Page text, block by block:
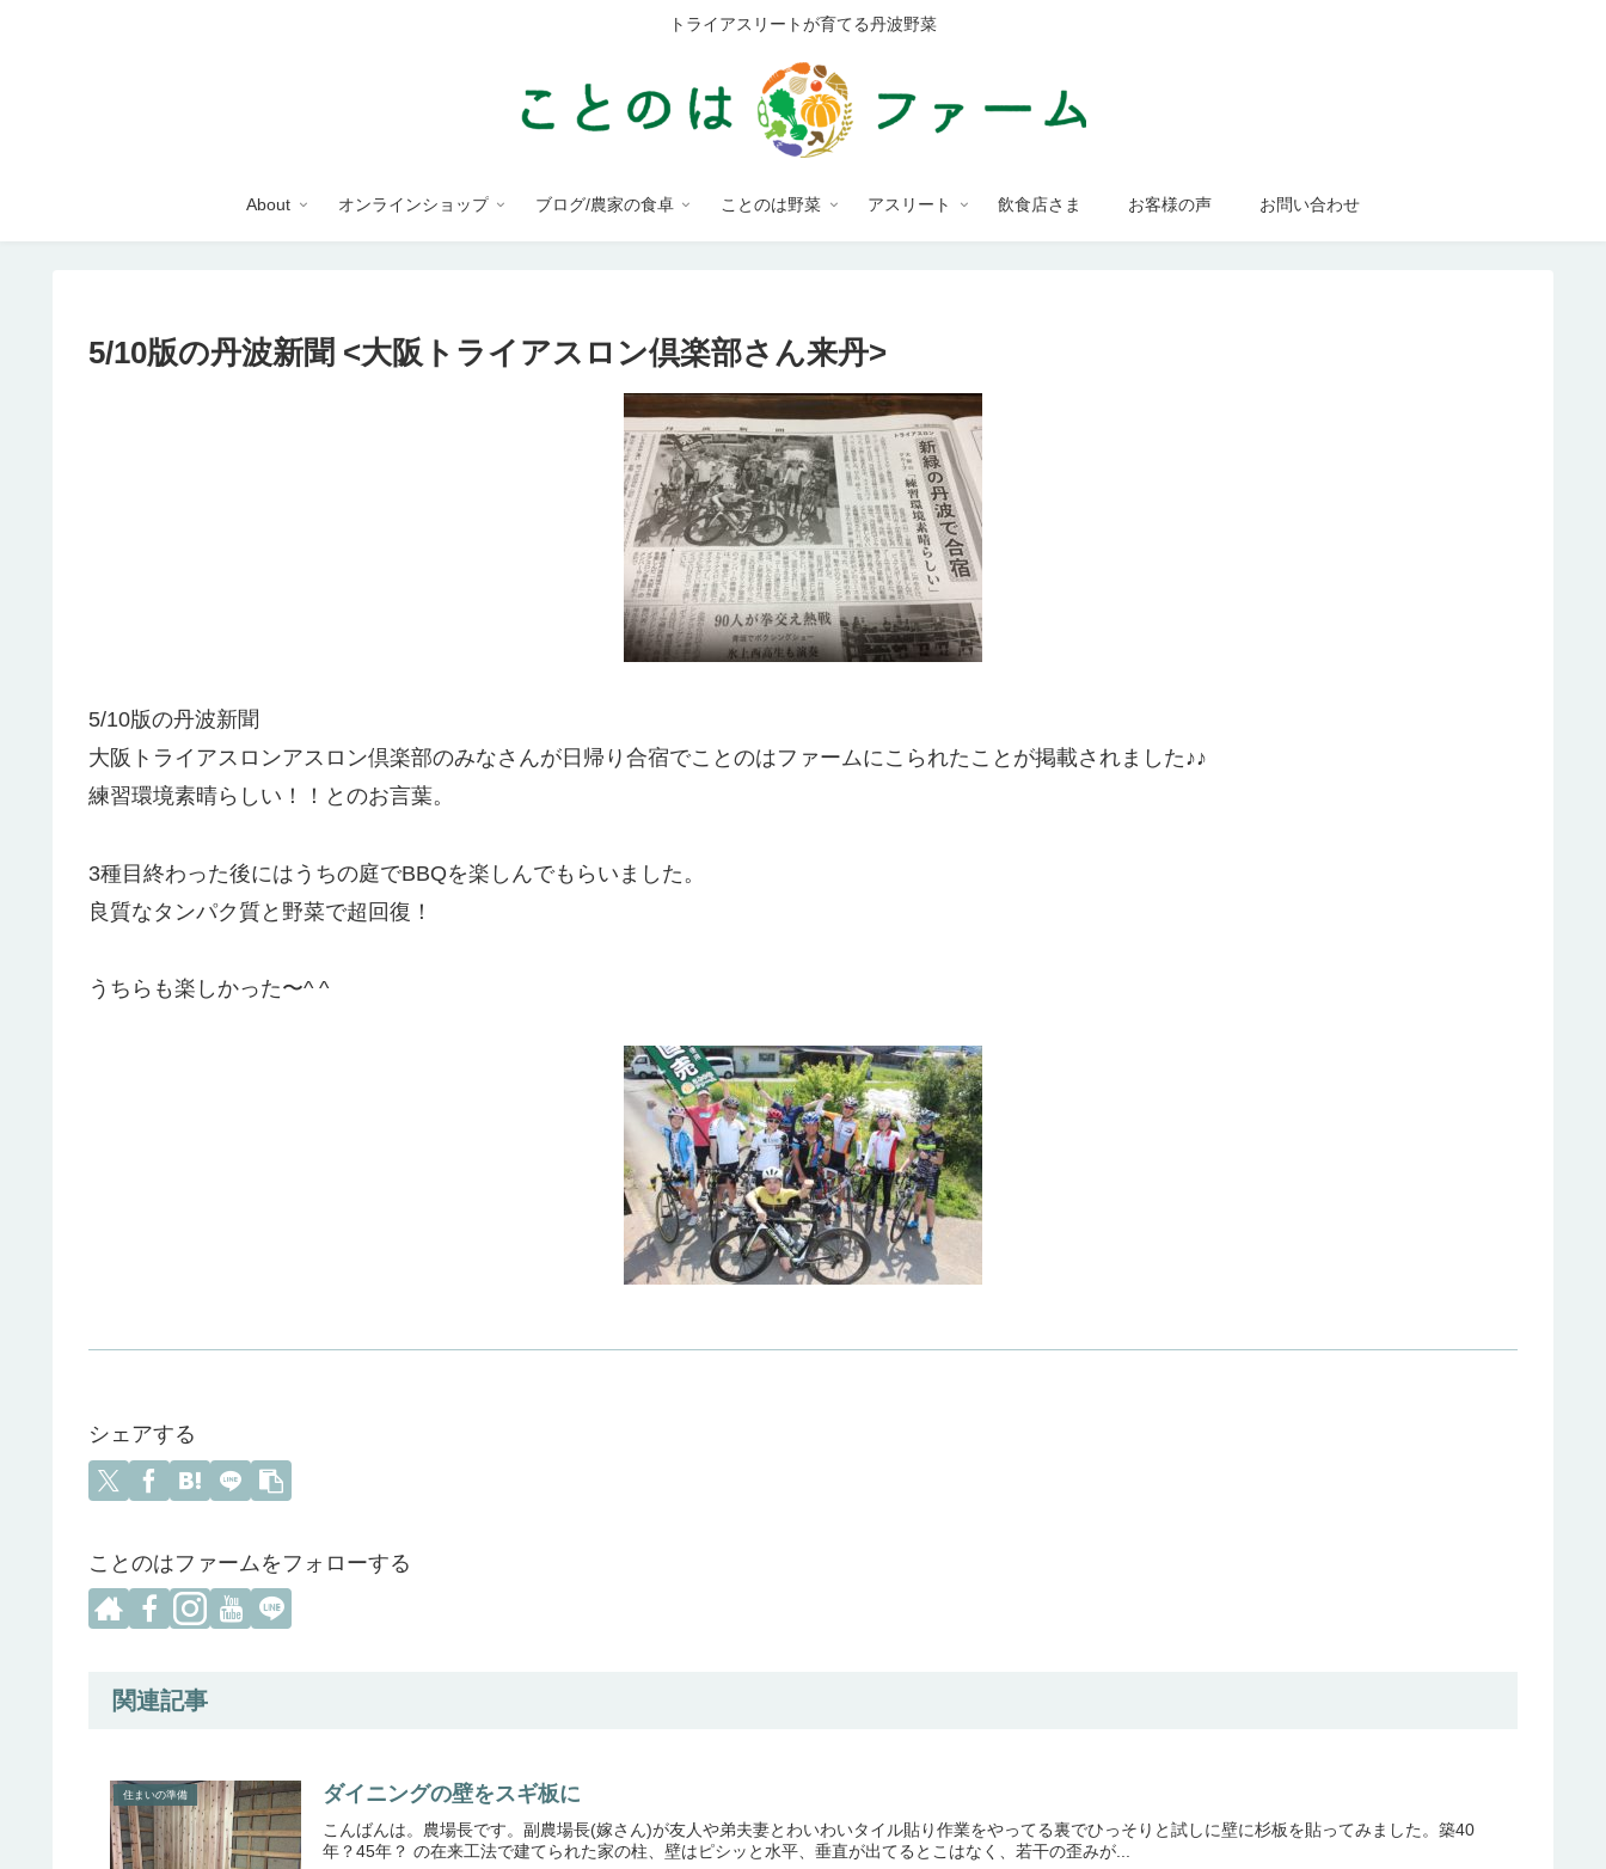
トライアスリートが育てる丹波野菜
About オンラインショップ ブログ/農家の食卓 ことのは野菜 アスリート 飲食店さま お客様の声 お問い合わせ
5/10版の丹波新聞 <大阪トライアスロン倶楽部さん来丹>
5/10版の丹波新聞
大阪トライアスロンアスロン倶楽部のみなさんが日帰り合宿でことのはファームにこられたことが掲載されました♪♪
練習環境素晴らしい！！とのお言葉。
3種目終わった後にはうちの庭でBBQを楽しんでもらいました。
良質なタンパク質と野菜で超回復！
うちらも楽しかった〜^ ^
シェアする
ことのはファームをフォローする
関連記事
住まいの準備 ダイニングの壁をスギ板に
こんばんは。農場長です。副農場長(嫁さん)が友人や弟夫妻とわいわいタイル貼り作業をやってる裏でひっそりと試しに壁に杉板を貼ってみました。築40
年？45年？ の在来工法で建てられた家の柱、壁はピシッと水平、垂直が出てるとこはなく、若干の歪みが...